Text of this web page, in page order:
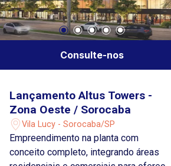
Consulte-nos
Lançamento Altus Towers -
Zona Oeste / Sorocaba
Vila Lucy - Sorocaba/SP
Empreendimento na planta com
conceito completo, integrando áreas